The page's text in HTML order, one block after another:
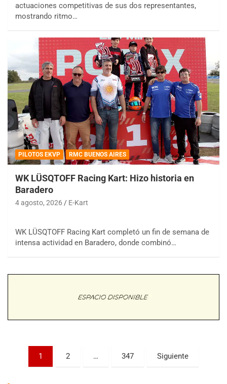
actuaciones competitivas de sus dos representantes,
mostrando ritmo…
PILOTOS EKVP RMC BUENOS AIRES
WK LÜSQTOFF Racing Kart: Hizo historia en
Baradero
4 agosto, 2026 E-Kart
WK LÜSQTOFF Racing Kart completó un fin de semana de
intensa actividad en Baradero, donde combinó…
Paginación
1 2 … 347 Siguiente
COBERTURA ESPECIAL DE E-KART.COM.AR
08/09-AGO
Parque de la Velocidad (Asfalto)
Villaguay (Entre Ríos)